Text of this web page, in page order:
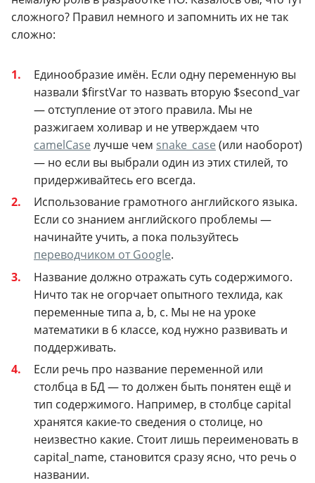
сложного? Правил немного и запомнить их не так
сложно:
Единообразие имён. Если одну переменную вы
назвали $firstVar то назвать вторую $second_var
— отступление от этого правила. Мы не
разжигаем холивар и не утверждаем что
camelCase лучше чем snake_case (или наоборот)
— но если вы выбрали один из этих стилей, то
придерживайтесь его всегда.
Использование грамотного английского языка.
Если со знанием английского проблемы —
начинайте учить, а пока пользуйтесь
переводчиком от Google.
Название должно отражать суть содержимого.
Ничто так не огорчает опытного техлида, как
переменные типа a, b, c. Мы не на уроке
математики в 6 классе, код нужно развивать и
поддерживать.
Если речь про название переменной или
столбца в БД — то должен быть понятен ещё и
тип содержимого. Например, в столбце capital
хранятся какие-то сведения о столице, но
неизвестно какие. Стоит лишь переименовать в
capital_name, становится сразу ясно, что речь о
названии.